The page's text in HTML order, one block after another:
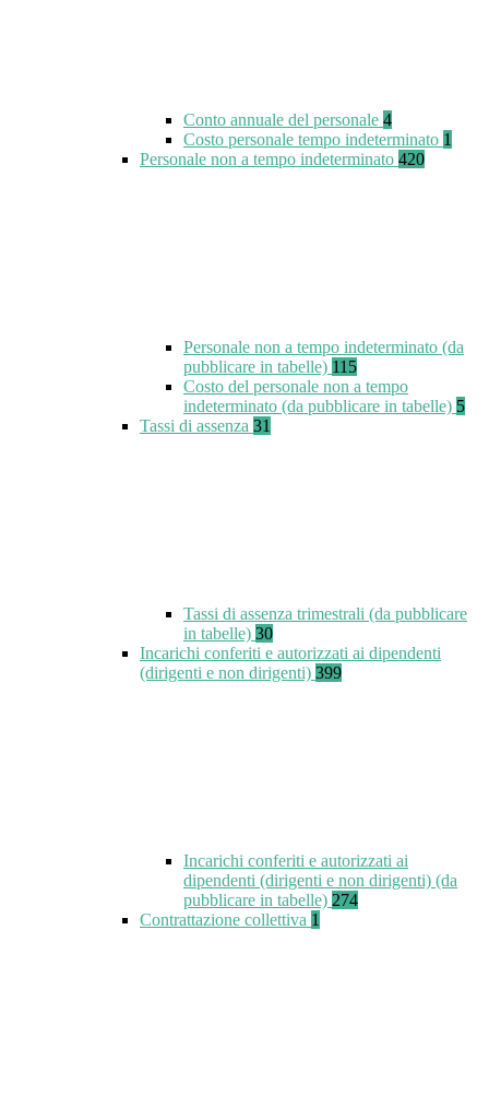
Conto annuale del personale 4
Costo personale tempo indeterminato 1
Personale non a tempo indeterminato 420
Personale non a tempo indeterminato (da
pubblicare in tabelle) 115
Costo del personale non a tempo
indeterminato (da pubblicare in tabelle) 5
Tassi di assenza 31
Tassi di assenza trimestrali (da pubblicare
in tabelle) 30
Incarichi conferiti e autorizzati ai dipendenti
(dirigenti e non dirigenti) 399
Incarichi conferiti e autorizzati ai
dipendenti (dirigenti e non dirigenti) (da
pubblicare in tabelle) 274
Contrattazione collettiva 1